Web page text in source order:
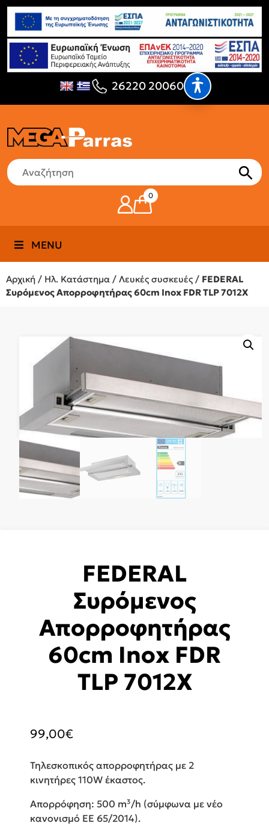
26220 20060
0
MENU
Αρχική / Ηλ. Κατάστημα / Λευκές συσκευές / FEDERAL
Συρόμενος Απορροφητήρας 60cm Inox FDR TLP 7012X
FEDERAL
Συρόμενος
Απορροφητήρας
60cm Inox FDR
TLP 7012X
99,00€
Τηλεσκοπικός απορροφητήρας με 2
κινητήρες 110W έκαστος.
Απορρόφηση: 500 m³/h (σύμφωνα με νέο
κανονισμό ΕΕ 65/2014).